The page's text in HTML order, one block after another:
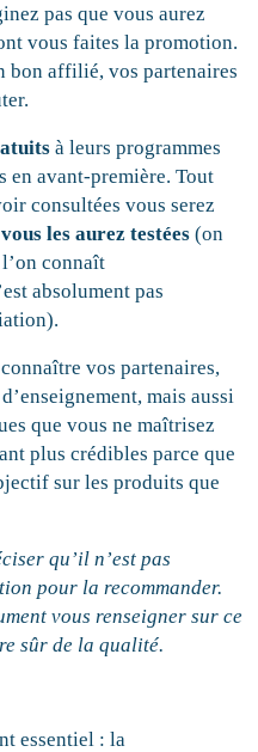
pas que vous aurez
vous faites la promotion.
bon affilié, vos partenaires
à leurs programmes
avant-première. Tout
consultées vous serez
vous les aurez testées (on
connaît
absolument pas
vos partenaires,
mais aussi
que vous ne maîtrisez
plus crédibles parce que
sur les produits que
qu’il n’est pas
pour la recommander.
vous renseigner sur ce
sûr de la qualité.
essentiel : la